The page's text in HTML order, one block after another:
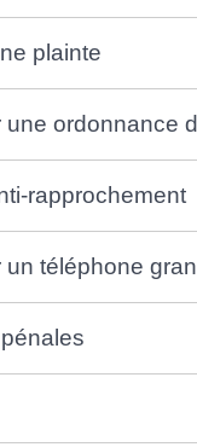
plainte
une ordonnance
rapprochement
un téléphone